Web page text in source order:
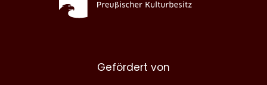
Gefördert von